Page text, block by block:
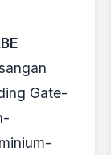
Gate-